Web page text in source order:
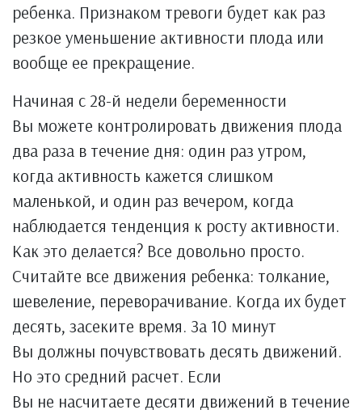
ребенка. Признаком тревоги будет как раз
резкое уменьшение активности плода или
вообще ее прекращение.
Начиная с 28-й недели беременности
Вы можете контролировать движения плода
два раза в течение дня: один раз утром,
когда активность кажется слишком
маленькой, и один раз вечером, когда
наблюдается тенденция к росту активности.
Как это делается? Все довольно просто.
Считайте все движения ребенка: толкание,
шевеление, переворачивание. Когда их будет
десять, засеките время. За 10 минут
Вы должны почувствовать десять движений.
Но это средний расчет. Если
Вы не насчитаете десяти движений в течение